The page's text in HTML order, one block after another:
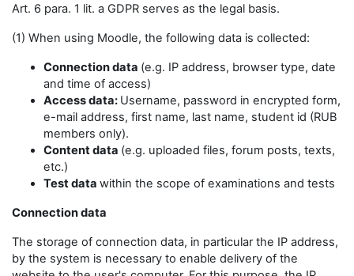
Art. 6 para. 1 lit. a GDPR serves as the legal basis.
(1) When using Moodle, the following data is collected:
Connection data (e.g. IP address, browser type, date
and time of access)
Access data: Username, password in encrypted form,
e-mail address, first name, last name, student id (RUB
members only).
Content data (e.g. uploaded files, forum posts, texts,
etc.)
Test data within the scope of examinations and tests
Connection data
The storage of connection data, in particular the IP address,
by the system is necessary to enable delivery of the